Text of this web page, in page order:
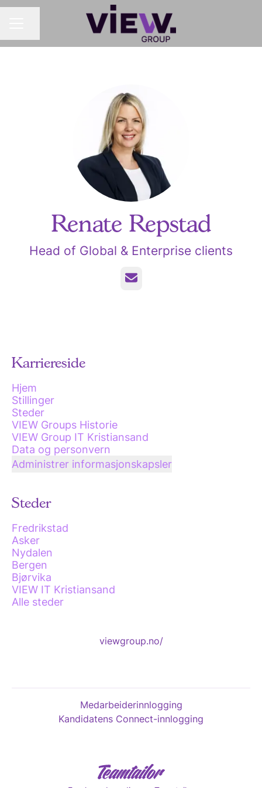
Renate Repstad
Head of Global & Enterprise clients
E-post
Karriereside
Hjem
Stillinger
Steder
VIEW Groups Historie
VIEW Group IT Kristiansand
Data og personvern
Administrer informasjonskapsler
Steder
Fredrikstad
Asker
Nydalen
Bergen
Bjørvika
VIEW IT Kristiansand
Alle steder
viewgroup.no/
Medarbeiderinnlogging
Kandidatens Connect-innlogging